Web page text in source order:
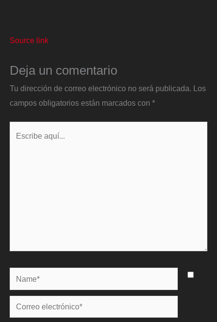
Source link
Deja un comentario
Tu dirección de correo electrónico no será publicada. Los
campos obligatorios están marcados con *
Name*
Correo
electrónico*